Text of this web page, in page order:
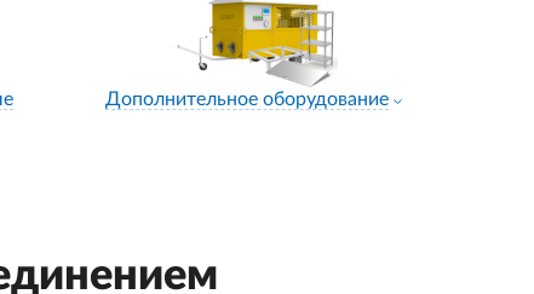
Дополнительное оборудование